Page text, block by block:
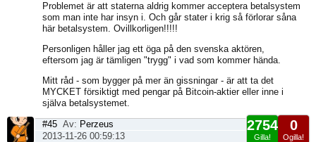
Problemet är att staterna aldrig kommer acceptera betalsystem
som man inte har insyn i. Och går stater i krig så förlorar såna
här betalsystem. Ovillkorligen!!!!!
Personligen håller jag ett öga på den svenska aktören,
eftersom jag är tämligen "trygg" i vad som kommer hända.
Mitt råd - som bygger på mer än gissningar - är att ta det
MYCKET försiktigt med pengar på Bitcoin-aktier eller inne i
själva betalsystemet.
0
Ogilla!
2754
Gilla!
#45 Av: Perzeus
2013-11-26 00:59:13